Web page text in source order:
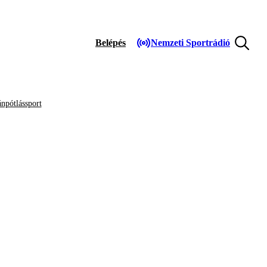
Belépés Nemzeti Sportrádió